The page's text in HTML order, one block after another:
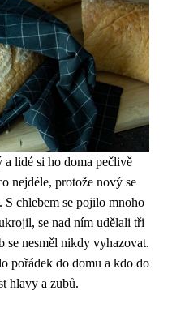
lidé si ho doma pečlivě
nejdéle, protože nový se
chlebem se pojilo mnoho
se nad ním udělali tři
se nesměl nikdy vyhazovat.
pořádek do domu a kdo do
hlavy a zubů.